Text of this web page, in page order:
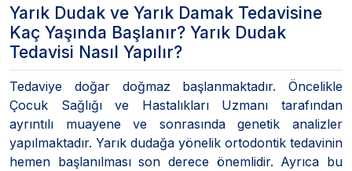
Yarık Dudak ve Yarık Damak Tedavisine
Kaç Yaşında Başlanır? Yarık Dudak
Tedavisi Nasıl Yapılır?
Tedaviye doğar doğmaz başlanmaktadır. Öncelikle
Çocuk Sağlığı ve Hastalıkları Uzmanı tarafından
ayrıntılı muayene ve sonrasında genetik analizler
yapılmaktadır. Yarık dudağa yönelik ortodontik tedavinin
hemen başlanılması son derece önemlidir. Ayrıca bu